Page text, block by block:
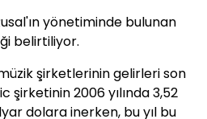
yönetiminde bulunan
belirtiliyor.
şirketlerinin gelirleri son
şirketinin 2006 yılında 3,52
dolara inerken, bu yıl bu